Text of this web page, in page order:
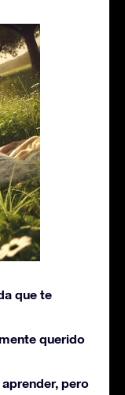
que te
querido
pero